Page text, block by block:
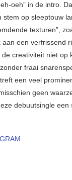
oeh” in de intro.
stem op sleeptouw
texturen”,
een verfrissend
creativiteit niet op
fraai
een veel
geen
debuutsingle